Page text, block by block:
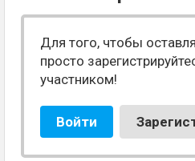
Для того, чтобы
просто
участником!
Войти